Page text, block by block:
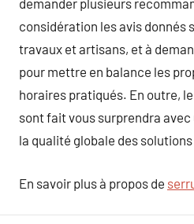
demander plusieurs
considération les avis donnés
travaux et artisans, et à
pour mettre en balance les
horaires pratiqués. En outre,
sont fait vous surprendra
la qualité globale des
En savoir plus à propos de